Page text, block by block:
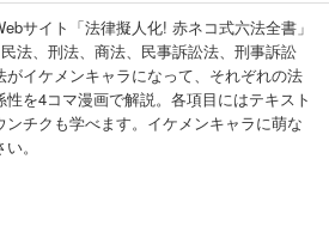
サイト「法律擬人化! 赤ネコ式六法全書」
法、刑法、商法、民事訴訟法、刑事訴訟
イケメンキャラになって、それぞれの法
を4コマ漫画で解説。各項目にはテキスト
チクも学べます。イケメンキャラに萌な
。